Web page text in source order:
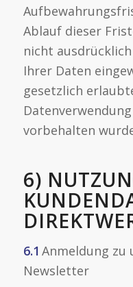
Ablauf dieser
nicht
Ihrer Daten
gesetzlich
vorbehalten
6)
6.1 Anmeldung zu
Newsletter